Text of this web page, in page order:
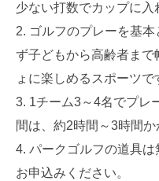
ク
ゴ
ル
フ
場
少ない打数でカップに入
ゴルフのプレーを基
ず子どもから高齢者まで
ょに楽しめるスポーツで
1チーム3～4名でプレ
間は、約2時間～3時間か
パークゴルフの道具
お申込みください。